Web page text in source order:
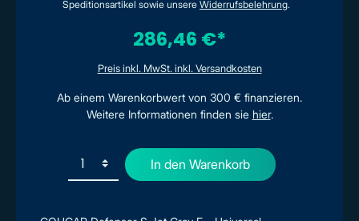
Speditionsartikel sowie unsere Widerrufsbelehrung.
286,46 €*
Preis inkl. MwSt. inkl. Versandkosten
Ab einem Warenkorbwert von 300 € finanzieren.
Weitere Informationen finden sie hier.
In den Warenkorb